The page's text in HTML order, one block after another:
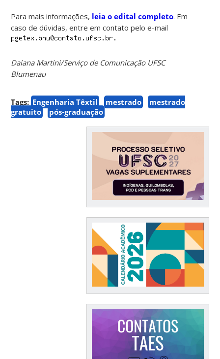
Para mais informações, leia o edital completo. Em
caso de dúvidas, entre em contato pelo e-mail
Daiana Martini/Serviço de Comunicação UFSC
Blumenau
Tags: Engenharia Têxtil mestrado
mestrado
gratuito
pós-graduação